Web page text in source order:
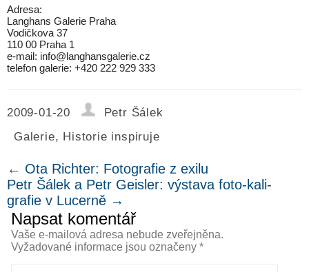
Adresa:
Langhans Galerie Praha
Vodičkova 37
110 00 Praha 1
e-mail: info@langhansgalerie.cz
telefon galerie: +420 222 929 333
2009-01-20
Petr Šálek
Galerie, Historie inspiruje
← Ota Richter: Fotografie z exilu
Petr Šálek a Petr Geisler: výstava foto-kali-
grafie v Lucerně →
Napsat komentář
Vaše e-mailová adresa nebude zveřejněna.
Vyžadované informace jsou označeny *